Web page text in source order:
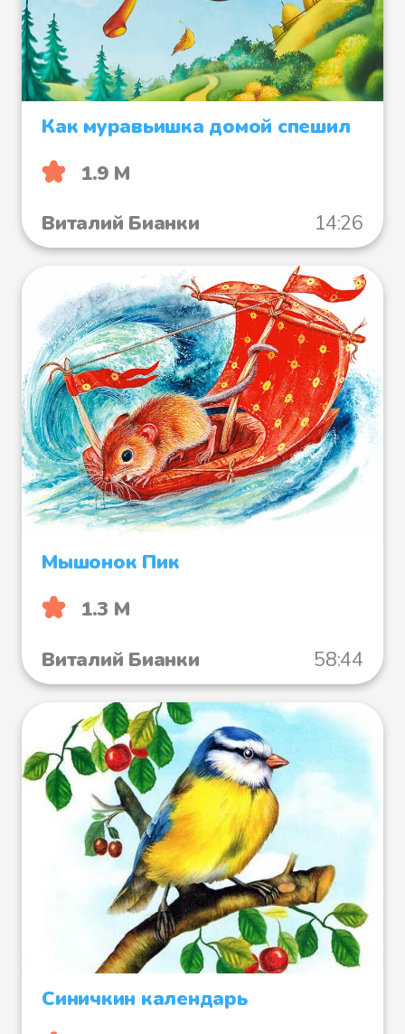
Как муравьишка домой спешил
1.9 М
Виталий Бианки
14:26
Мышонок Пик
1.3 М
Виталий Бианки
58:44
Синичкин календарь